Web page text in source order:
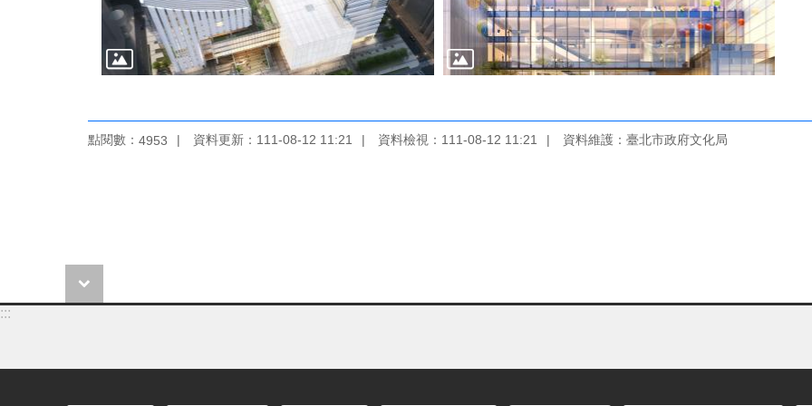
點閱數： 4953 資料更新：111-08-12 11:21 資料檢視：111-08-12 11:21 資料維護：臺北市政府文化局
:::